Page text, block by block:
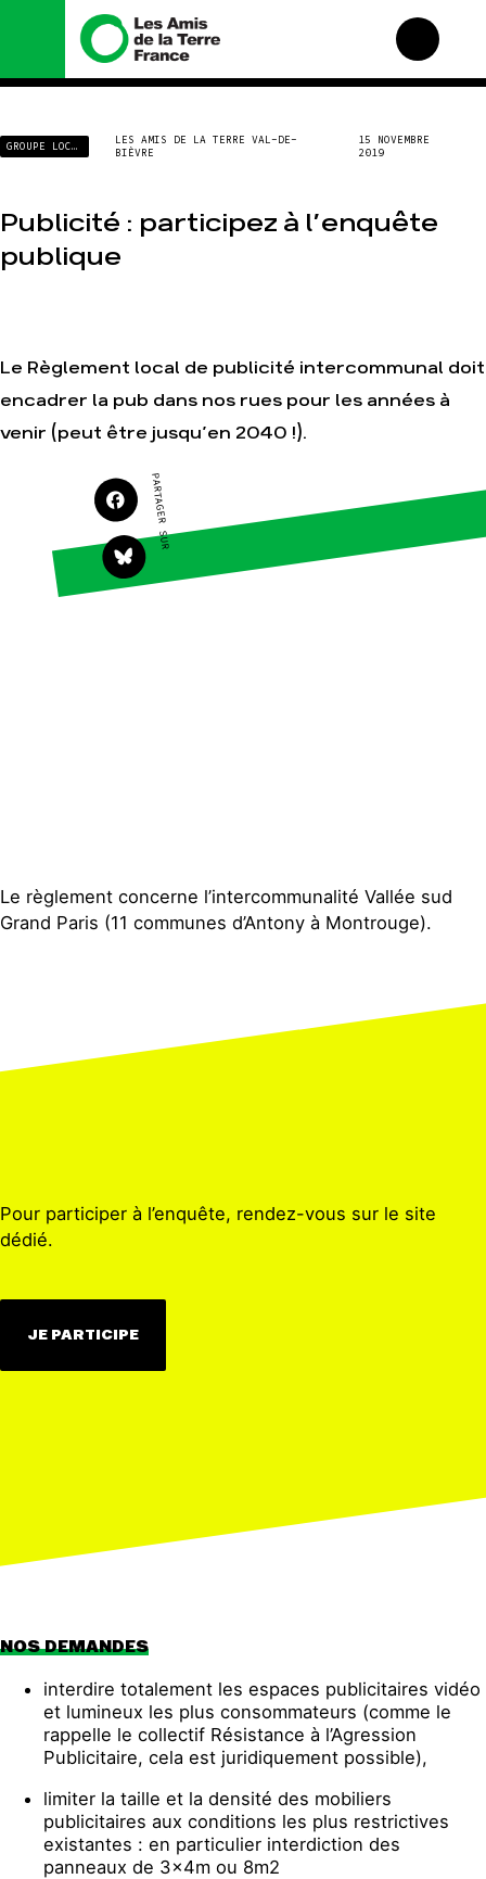
Nous connaître
Histoire
Missions et méthodes
Valeurs
Nos alliés
Je soutiens les Amis de
la Terre
Nos campagnes
Total, rendez-vous au
enfumage
Faire un don
S'engager sur le terrain
Agir au quotidien
Soutenir les campagnes
Climat – Énergie
Agriculture
GROUPE LOCAL
LES AMIS DE LA TERRE VAL-DE-
BIÈVRE
15 NOVEMBRE
2019
Publicité : participez à l’enquête
publique
Le Règlement local de publicité intercommunal doit
encadrer la pub dans nos rues pour les années à
venir (peut être jusqu’en 2040 !).
PARTAGER SUR
Le règlement concerne l’intercommunalité Vallée sud
Grand Paris (11 communes d’Antony à Montrouge).
Pour participer à l’enquête, rendez-vous sur le site
dédié.
JE PARTICIPE
NOS DEMANDES
interdire totalement les espaces publicitaires vidéo
et lumineux les plus consommateurs (comme le
rappelle le collectif Résistance à l’Agression
Publicitaire, cela est juridiquement possible),
limiter la taille et la densité des mobiliers
publicitaires aux conditions les plus restrictives
existantes : en particulier interdiction des
panneaux de 3x4m ou 8m2